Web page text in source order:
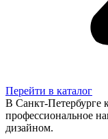
Перейти в каталог
В Санкт-Петербурге
профессиональное
дизайном.